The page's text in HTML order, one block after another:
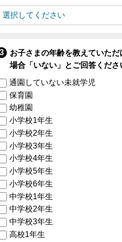
お子さまの年齢を教えていた
場合「いない」とご回答くださ
通園していない未就学児
保育園
幼稚園
小学校1年生
小学校2年生
小学校3年生
小学校4年生
小学校5年生
小学校6年生
中学校1年生
中学校2年生
中学校3年生
高校1年生